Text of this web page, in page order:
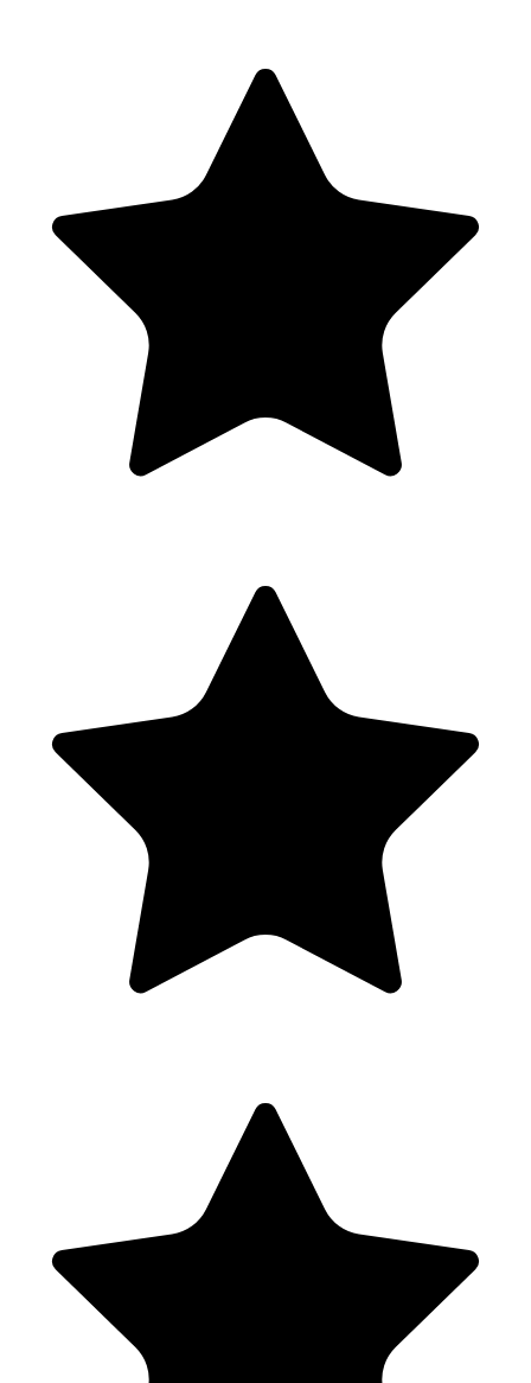
Les particularités biochimiques à exploiter pour la production
L’eau (0.5h)
Déclaration ICPE selon la structure de production visée
Le pH et la minéralisation (influence sur les enzymes, le goût
Connaître et maîtriser son eau (filtrations, et ajustement
Utilisations en distillerie et traitements associés (nettoyage &
désinfection, coupage, concentration par évaporation, …)
Les filtres et stérilisations de l’eau
Les filtres et stérilisations de l’eau
Processus de brassage d’un moût fermentescible (1.5h)
Processus de brassage de base orienté distillation
Les diagrammes de brassage selon les enzymes utilisés
(exogènes, endogènes)
Les calculs pour créer une recette de moût (1.5h)
Quantité d’extrait et de matière première
Rendements (MP, machine, …)
Atténuations et % alcoolique
Après-midi (4hs)
Levures et Bactéries (1.5h)
Culture (besoins, propagation, comptage)
Propriétés (floculation, résistances, …)
Biochimie fermentaire (métabolisme, Crabtree..)
Lacto et Brett.
Fermentation et biochimie associée (1h)
L’inoculation (Drauflassen, starter, sèche, en ligne, …)
La fermentation primaire
La garde ou fermentation secondaire
Les faux goûts liés à la fermentation et comment les éviter
Dégustation
Mercredi - 3ème journée de formation